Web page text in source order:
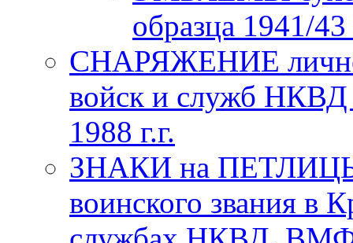
образца 1941/43
СНАРЯЖЕНИЕ
войск и служб
1988 г.г.
ЗНАКИ на
воинского звания в